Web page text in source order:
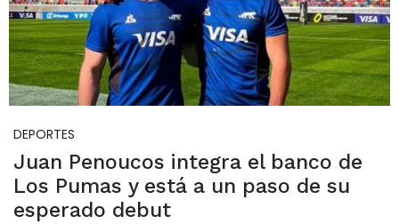
DEPORTES
Juan Penoucos integra el banco de
Los Pumas y está a un paso de su
esperado debut